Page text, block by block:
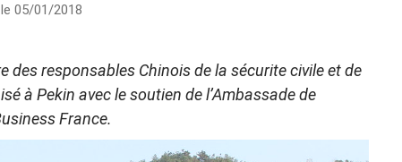
05/01/2018
des responsables Chinois de la sécurite civile et de
à Pekin avec le soutien de l’Ambassade de
France.